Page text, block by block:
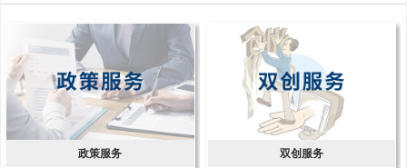
政策服务 双创服务